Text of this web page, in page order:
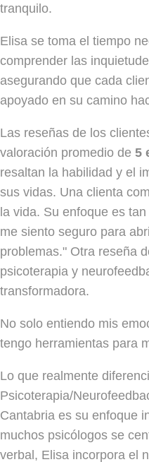
tranquilo.
Elisa se toma el tiempo
comprender las
asegurando que cada
apoyado en su camino
Las reseñas de los
valoración promedio de 5
resaltan la habilidad y el
sus vidas. Una clienta
la vida. Su enfoque es
me siento seguro para
problemas." Otra reseña
psicoterapia y
transformadora.
No solo entiendo mis
tengo herramientas para
Lo que realmente
Psicoterapia/
Cantabria es su enfoque
muchos psicólogos se
verbal, Elisa incorpora el